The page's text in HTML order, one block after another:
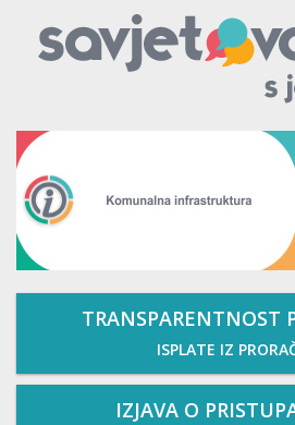
TRANSPARENTNOST
ISPLATE IZ
IZJAVA O